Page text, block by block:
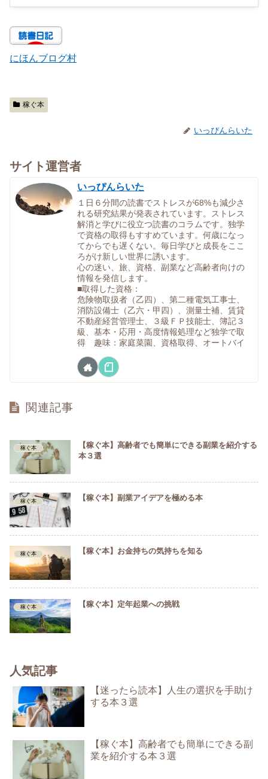
にほんブログ村
稼ぐ本
いっぴんらいた
サイト運営者
いっぴんらいた
１日６分間の読書でストレスが68%も減少さ
れる研究結果が発表されています。ストレス
解消と学びに役立つ読書のコラムです。独学
で資格の取得もすすめています。何歳になっ
てからでも遅くない。毎日学びと成長をここ
ろがけ新しい世界に誘います。
心の迷い、旅、資格、副業など高齢者向けの
情報を発信します。
■取得した資格：
危険物取扱者（乙四）、第二種電気工事士、
消防設備士（乙六・甲四）、測量士補、賃貸
不動産経営管理士、３級ＦＰ技能士、簿記３
級、基本・応用・高度情報処理など独学で取
得 趣味：家庭菜園、資格取得、オートバイ
関連記事
稼ぐ本
【稼ぐ本】高齢者でも簡単にできる副業を紹介する
本３選
稼ぐ本 【稼ぐ本】副業アイデアを極める本
稼ぐ本 【稼ぐ本】お金持ちの気持ちを知る
稼ぐ本 【稼ぐ本】定年起業への挑戦
人気記事
【迷ったら読本】人生の選択を手助け
する本３選
【稼ぐ本】高齢者でも簡単にできる副
業を紹介する本３選